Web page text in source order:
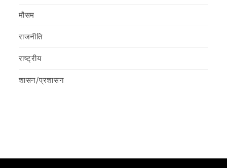
मौसम
राजनीति
राष्ट्रीय
शासन/प्रशासन